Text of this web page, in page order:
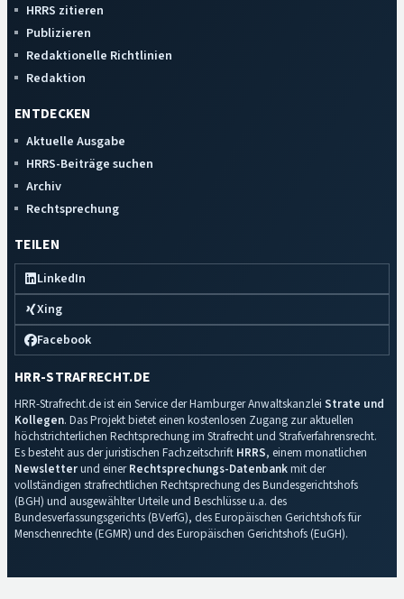
HRRS zitieren
Publizieren
Redaktionelle Richtlinien
Redaktion
ENTDECKEN
Aktuelle Ausgabe
HRRS-Beiträge suchen
Archiv
Rechtsprechung
TEILEN
LinkedIn
Xing
Facebook
HRR-STRAFRECHT.DE
HRR-Strafrecht.de ist ein Service der Hamburger Anwaltskanzlei Strate und
Kollegen. Das Projekt bietet einen kostenlosen Zugang zur aktuellen
höchstrichterlichen Rechtsprechung im Strafrecht und Strafverfahrensrecht.
Es besteht aus der juristischen Fachzeitschrift HRRS, einem monatlichen
Newsletterund einerRechtsprechungs-Datenbankmit der
vollständigen strafrechtlichen Rechtsprechung des Bundesgerichtshofs
(BGH) und ausgewählter Urteile und Beschlüsse u.a. des
Bundesverfassungsgerichts (BVerfG), des Europäischen Gerichtshofs für
Menschenrechte (EGMR) und des Europäischen Gerichtshofs (EuGH).